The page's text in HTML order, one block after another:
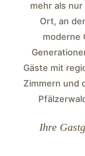
mehr als
Ort, an
moderne
Gäste mit
Zimmern und
Ihre